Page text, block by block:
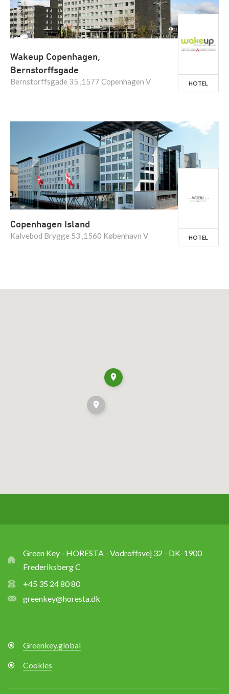
Wakeup Copenhagen,
Bernstorffsgade
Bernstorffsgade 35 ,1577 Copenhagen V HOTEL
Copenhagen Island
Kalvebod Brygge 53 ,1560 København V HOTEL
Green Key - HORESTA - Vodroffsvej 32 - DK-1900
Frederiksberg C
+45 35 24 80 80
greenkey@horesta.dk
Greenkey.global
Cookies